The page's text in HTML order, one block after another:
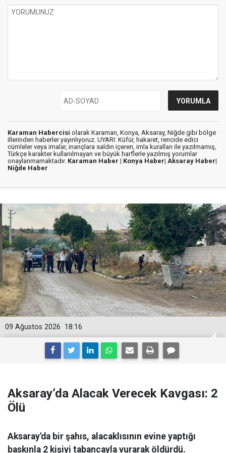
Karaman Habercisi olarak Karaman, Konya, Aksaray, Niğde gibi bölge
illerinden haberler yayınlıyoruz. UYARI: Küfür, hakaret, rencide edici
cümleler veya imalar, inançlara saldırı içeren, imla kuralları ile yazılmamış,
Türkçe karakter kullanılmayan ve büyük harflerle yazılmış yorumlar
onaylanmamaktadır. Karaman Haber | Konya Haber| Aksaray Haber|
Niğde Haber
18:16
09 Ağustos 2026
Aksaray’da Alacak Verecek Kavgası: 2
Ölü
Aksaray'da bir şahıs, alacaklısının evine yaptığı
baskınla 2 kişiyi tabancayla vurarak öldürdü.